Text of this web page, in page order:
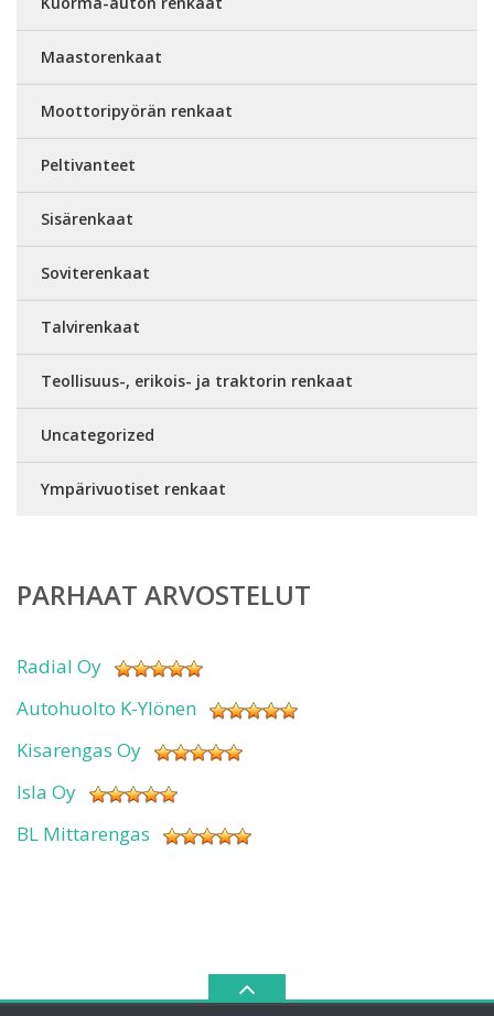
Maastorenkaat
Moottoripyörän renkaat
Peltivanteet
Sisärenkaat
Soviterenkaat
Talvirenkaat
Teollisuus-, erikois- ja traktorin renkaat
Uncategorized
Ympärivuotiset renkaat
PARHAAT ARVOSTELUT
Radial Oy
Autohuolto K-Ylönen
Kisarengas Oy
Isla Oy
BL Mittarengas